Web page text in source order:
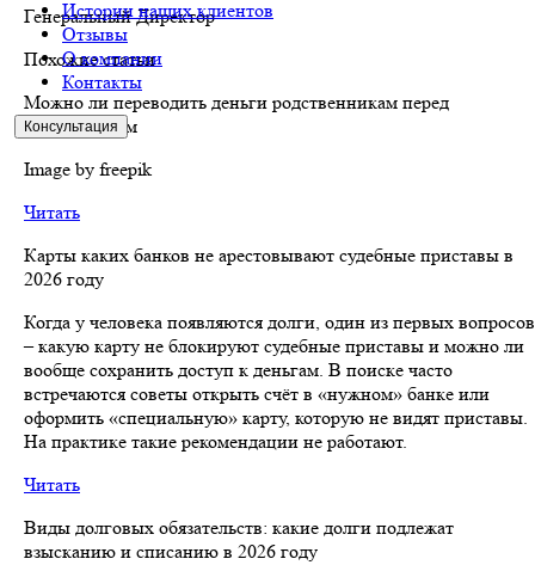
Истории наших клиентов
Отзывы
О компании
Контакты
Консультация
Генеральный Директор
Похожие статьи
Можно ли переводить деньги родственникам перед
банкротством
Image by freepik
Читать
Карты каких банков не арестовывают судебные приставы в
2026 году
Когда у человека появляются долги, один из первых вопросов
– какую карту не блокируют судебные приставы и можно ли
вообще сохранить доступ к деньгам. В поиске часто
встречаются советы открыть счёт в «нужном» банке или
оформить «специальную» карту, которую не видят приставы.
На практике такие рекомендации не работают.
Читать
Виды долговых обязательств: какие долги подлежат
взысканию и списанию в 2026 году